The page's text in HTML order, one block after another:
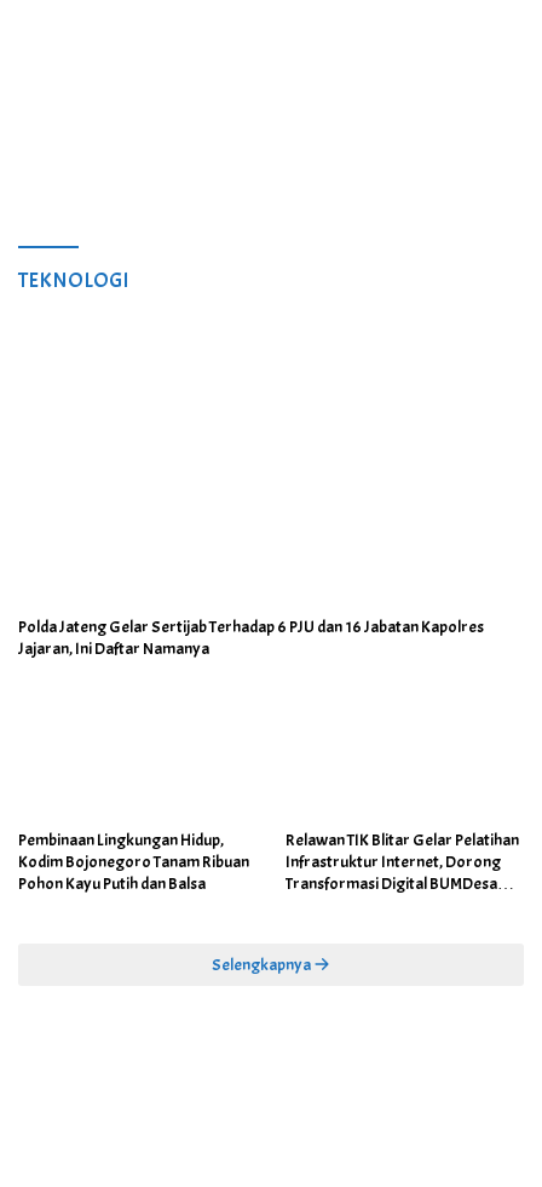
TEKNOLOGI
Polda Jateng Gelar Sertijab Terhadap 6 PJU dan 16 Jabatan Kapolres
Jajaran, Ini Daftar Namanya
Pembinaan Lingkungan Hidup,
Kodim Bojonegoro Tanam Ribuan
Pohon Kayu Putih dan Balsa
Relawan TIK Blitar Gelar Pelatihan
Infrastruktur Internet, Dorong
Transformasi Digital BUMDesa
Selengkapnya